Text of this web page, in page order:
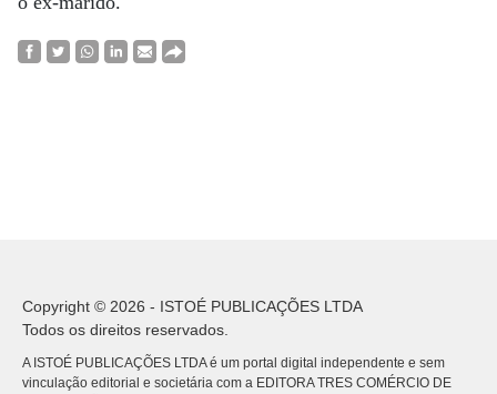
Copyright © 2026 - ISTOÉ PUBLICAÇÕES LTDA
Todos os direitos reservados.
A ISTOÉ PUBLICAÇÕES LTDA é um portal digital independente e sem
vinculação editorial e societária com a EDITORA TRES COMÉRCIO DE